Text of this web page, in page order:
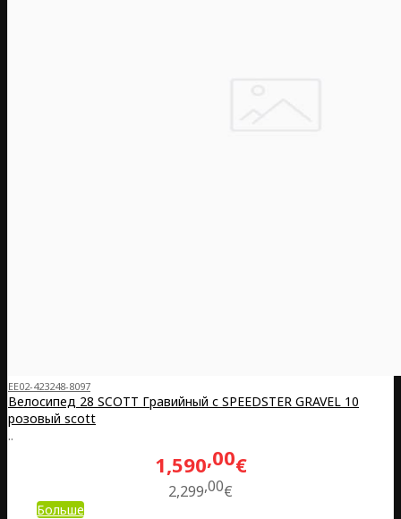
EE02-423248-8097
Велосипед 28 SCOTT Гравийный с SPEEDSTER GRAVEL 10
розовый scott
..
1,590 00€
2,299 00€
Больше